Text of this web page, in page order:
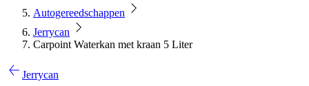
Autogereedschappen
Jerrycan
Carpoint Waterkan met kraan 5 Liter
Jerrycan